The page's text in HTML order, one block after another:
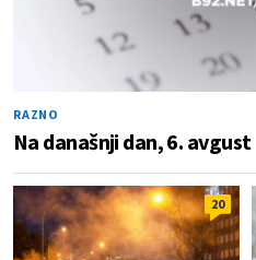
RAZNO
Na današnji dan, 6. avgust
20